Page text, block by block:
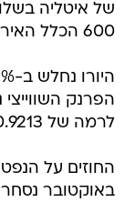
של איטליה
600 הכלל האירופי רושם עלייה של 1.7%.
לרמה של 0.9213 פרנק לדולר.
החוזים על